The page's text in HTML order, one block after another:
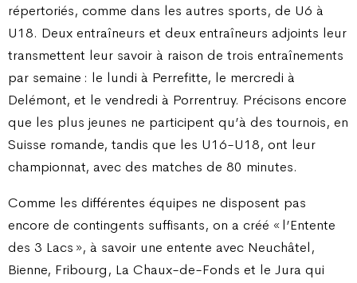
répertoriés, comme dans les autres sports, de U6 à
U18. Deux entraîneurs et deux entraîneurs adjoints leur
transmettent leur savoir à raison de trois entraînements
par semaine : le lundi à Perrefitte, le mercredi à
Delémont, et le vendredi à Porrentruy. Précisons encore
que les plus jeunes ne participent qu’à des tournois, en
Suisse romande, tandis que les U16-U18, ont leur
championnat, avec des matches de 80 minutes.
Comme les différentes équipes ne disposent pas
encore de contingents suffisants, on a créé « l’Entente
des 3 Lacs », à savoir une entente avec Neuchâtel,
Bienne, Fribourg, La Chaux-de-Fonds et le Jura qui